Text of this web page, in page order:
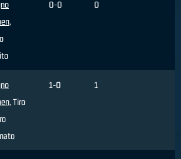
,
0-0 0
, Tiro
1-0 1